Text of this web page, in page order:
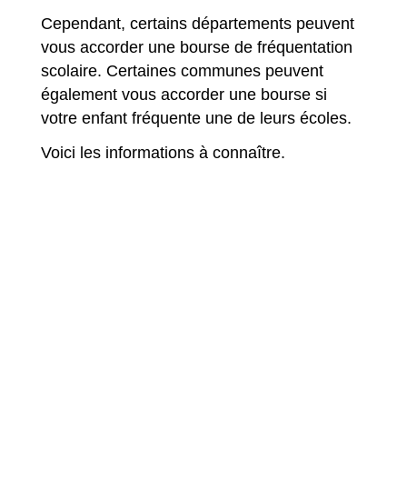
Cependant, certains départements peuvent
vous accorder une bourse de fréquentation
scolaire. Certaines communes peuvent
également vous accorder une bourse si
votre enfant fréquente une de leurs écoles.
Voici les informations à connaître.